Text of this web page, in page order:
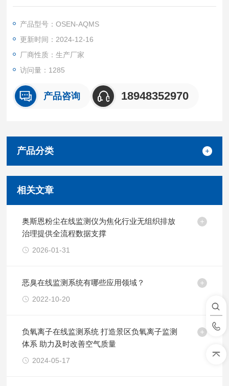
准气态污染物监测单元（SO2、NO2、O3、CO）、气象参数监
视频监测单元等组成。
产品型号：OSEN-AQMS
更新时间：2024-12-16
厂商性质：生产厂家
访问量：1285
产品咨询 18948352970
产品分类
相关文章
奥斯恩粉尘在线监测仪为焦化行业无组织排放
治理提供全流程数据支撑
2026-01-31
恶臭在线监测系统有哪些应用领域？
2022-10-20
负氧离子在线监测系统 打造景区负氧离子监测
体系 助力及时改善空气质量
2024-05-17